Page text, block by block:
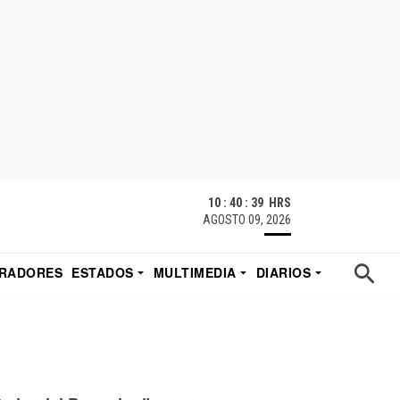
10 : 40 : 40 HRS
AGOSTO 09, 2026
ESTADOS MULTIMEDIA
DIARIOS